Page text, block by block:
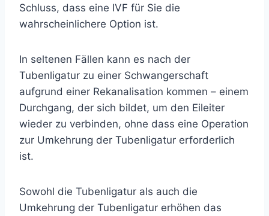
Schluss, dass eine IVF für Sie die
wahrscheinlichere Option ist.
In seltenen Fällen kann es nach der
Tubenligatur zu einer Schwangerschaft
aufgrund einer Rekanalisation kommen – einem
Durchgang, der sich bildet, um den Eileiter
wieder zu verbinden, ohne dass eine Operation
zur Umkehrung der Tubenligatur erforderlich
ist.
Sowohl die Tubenligatur als auch die
Umkehrung der Tubenligatur erhöhen das